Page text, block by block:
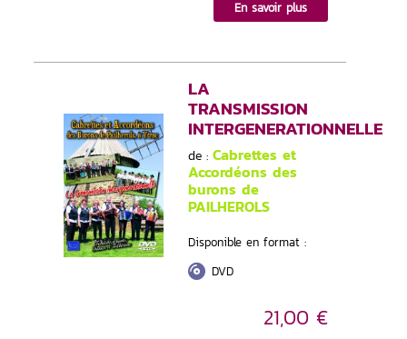
En savoir plus
LA
TRANSMISSION
INTERGENERATIONNELLE
de : Cabrettes et
Accordéons des
burons de
PAILHEROLS
Disponible en format :
DVD
21,00 €